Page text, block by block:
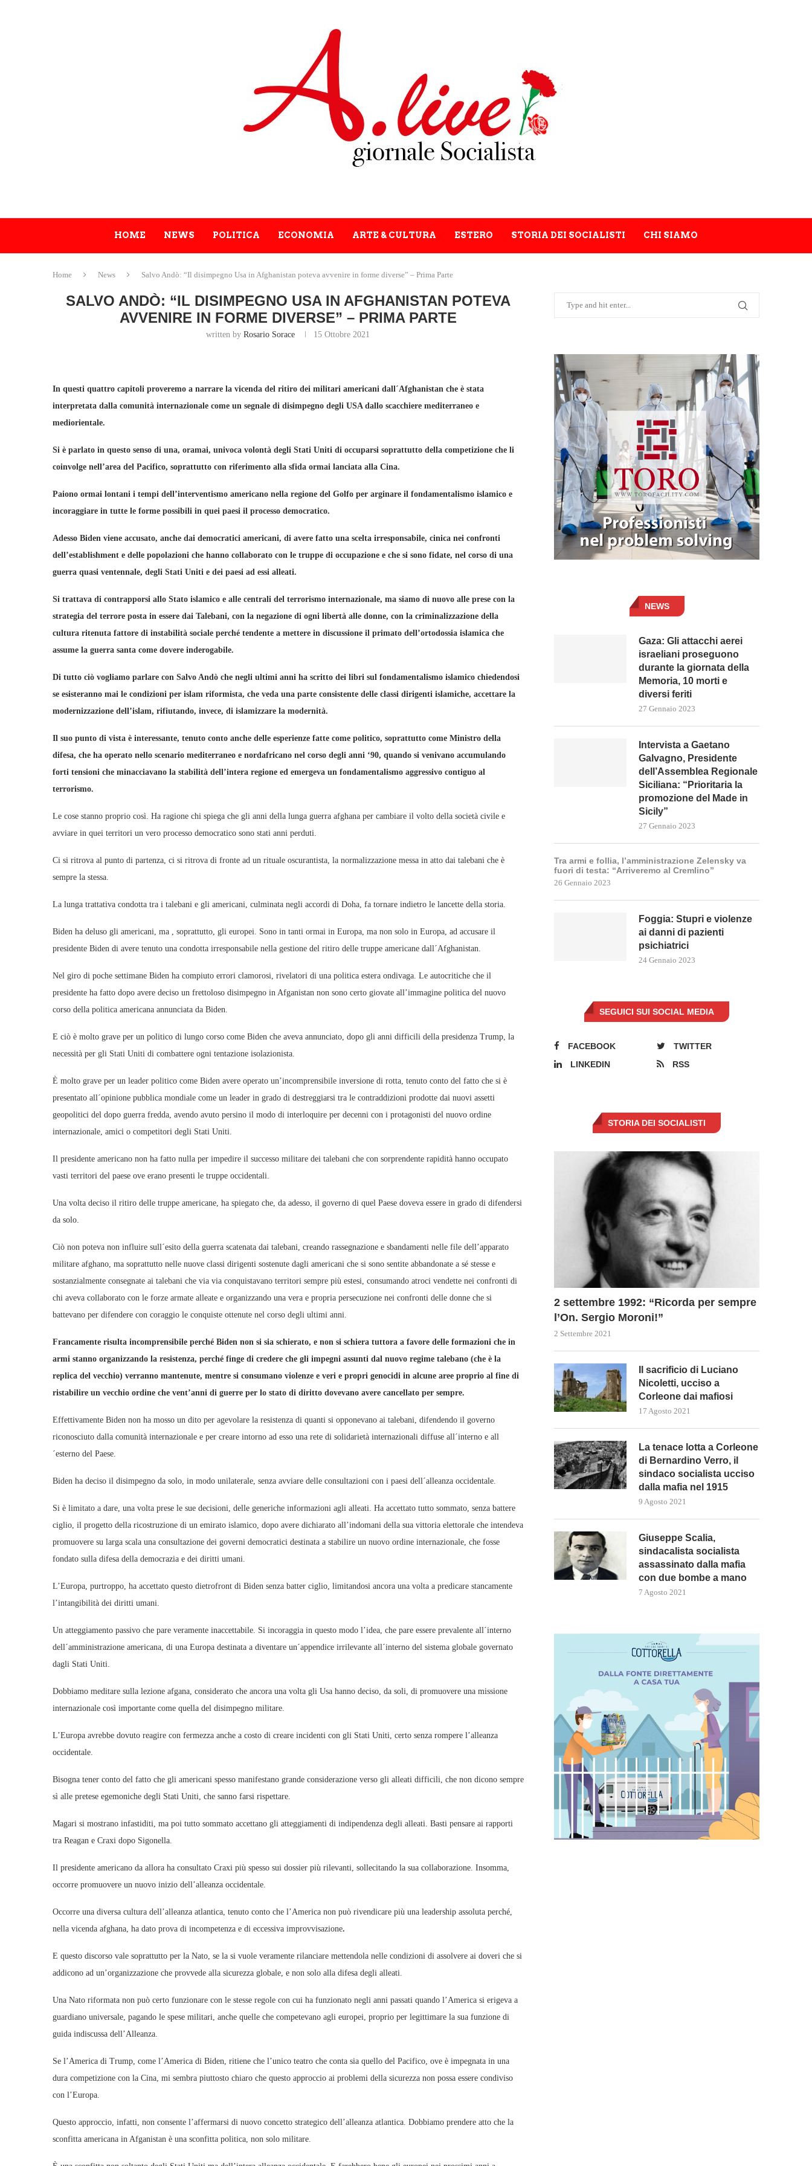
HOME NEWS POLITICA ECONOMIA ARTE & CULTURA ESTERO STORIA DEI SOCIALISTI CHI SIAMO
Home News Salvo Andò: “Il disimpegno Usa in Afghanistan poteva avvenire in forme diverse” – Prima Parte
SALVO ANDÒ: “IL DISIMPEGNO USA IN AFGHANISTAN POTEVA
AVVENIRE IN FORME DIVERSE” – PRIMA PARTE
written byRosario Sorace 15 Ottobre 2021
In questi quattro capitoli proveremo a narrare la vicenda del ritiro dei militari americani dall´Afghanistan che è stata
interpretata dalla comunità internazionale come un segnale di disimpegno degli USA dallo scacchiere mediterraneo e
mediorientale.
Si è parlato in questo senso di una, oramai, univoca volontà degli Stati Uniti di occuparsi soprattutto della competizione che li
coinvolge nell’area del Pacifico, soprattutto con riferimento alla sfida ormai lanciata alla Cina.
Paiono ormai lontani i tempi dell’interventismo americano nella regione del Golfo per arginare il fondamentalismo islamico e
incoraggiare in tutte le forme possibili in quei paesi il processo democratico.
Adesso Biden viene accusato, anche dai democratici americani, di avere fatto una scelta irresponsabile, cinica nei confronti
dell’establishment e delle popolazioni che hanno collaborato con le truppe di occupazione e che si sono fidate, nel corso di una
guerra quasi ventennale, degli Stati Uniti e dei paesi ad essi alleati.
Si trattava di contrapporsi allo Stato islamico e alle centrali del terrorismo internazionale, ma siamo di nuovo alle prese con la
strategia del terrore posta in essere dai Talebani, con la negazione di ogni libertà alle donne, con la criminalizzazione della
cultura ritenuta fattore di instabilità sociale perché tendente a mettere in discussione il primato dell’ortodossia islamica che
assume la guerra santa come dovere inderogabile.
Di tutto ciò vogliamo parlare con Salvo Andò che negli ultimi anni ha scritto dei libri sul fondamentalismo islamico chiedendosi
se esisteranno mai le condizioni per islam riformista, che veda una parte consistente delle classi dirigenti islamiche, accettare la
modernizzazione dell’islam, rifiutando, invece, di islamizzare la modernità.
Il suo punto di vista è interessante, tenuto conto anche delle esperienze fatte come politico, soprattutto come Ministro della
difesa, che ha operato nello scenario mediterraneo e nordafricano nel corso degli anni ‘90, quando si venivano accumulando
forti tensioni che minacciavano la stabilità dell’intera regione ed emergeva un fondamentalismo aggressivo contiguo al
terrorismo.
Le cose stanno proprio così. Ha ragione chi spiega che gli anni della lunga guerra afghana per cambiare il volto della società civile e
avviare in quei territori un vero processo democratico sono stati anni perduti.
Ci si ritrova al punto di partenza, ci si ritrova di fronte ad un rituale oscurantista, la normalizzazione messa in atto dai talebani che è
sempre la stessa.
La lunga trattativa condotta tra i talebani e gli americani, culminata negli accordi di Doha, fa tornare indietro le lancette della storia.
Biden ha deluso gli americani, ma , soprattutto, gli europei. Sono in tanti ormai in Europa, ma non solo in Europa, ad accusare il
presidente Biden di avere tenuto una condotta irresponsabile nella gestione del ritiro delle truppe americane dall´Afghanistan.
Nel giro di poche settimane Biden ha compiuto errori clamorosi, rivelatori di una politica estera ondivaga. Le autocritiche che il
presidente ha fatto dopo avere deciso un frettoloso disimpegno in Afganistan non sono certo giovate all’immagine politica del nuovo
corso della politica americana annunciata da Biden.
E ciò è molto grave per un politico di lungo corso come Biden che aveva annunciato, dopo gli anni difficili della presidenza Trump, la
necessità per gli Stati Uniti di combattere ogni tentazione isolazionista.
È molto grave per un leader politico come Biden avere operato un’incomprensibile inversione di rotta, tenuto conto del fatto che si è
presentato all´opinione pubblica mondiale come un leader in grado di destreggiarsi tra le contraddizioni prodotte dai nuovi assetti
geopolitici del dopo guerra fredda, avendo avuto persino il modo di interloquire per decenni con i protagonisti del nuovo ordine
internazionale, amici o competitori degli Stati Uniti.
Il presidente americano non ha fatto nulla per impedire il successo militare dei talebani che con sorprendente rapidità hanno occupato
vasti territori del paese ove erano presenti le truppe occidentali.
Una volta deciso il ritiro delle truppe americane, ha spiegato che, da adesso, il governo di quel Paese doveva essere in grado di difendersi
da solo.
Ciò non poteva non influire sull´esito della guerra scatenata dai talebani, creando rassegnazione e sbandamenti nelle file dell’apparato
militare afghano, ma soprattutto nelle nuove classi dirigenti sostenute dagli americani che si sono sentite abbandonate a sé stesse e
sostanzialmente consegnate ai talebani che via via conquistavano territori sempre più estesi, consumando atroci vendette nei confronti di
chi aveva collaborato con le forze armate alleate e organizzando una vera e propria persecuzione nei confronti delle donne che si
battevano per difendere con coraggio le conquiste ottenute nel corso degli ultimi anni.
Francamente risulta incomprensibile perché Biden non si sia schierato, e non si schiera tuttora a favore delle formazioni che in
armi stanno organizzando la resistenza, perché finge di credere che gli impegni assunti dal nuovo regime talebano (che è la
replica del vecchio) verranno mantenute, mentre si consumano violenze e veri e propri genocidi in alcune aree proprio al fine di
ristabilire un vecchio ordine che vent’anni di guerre per lo stato di diritto dovevano avere cancellato per sempre.
Effettivamente Biden non ha mosso un dito per agevolare la resistenza di quanti si opponevano ai talebani, difendendo il governo
riconosciuto dalla comunità internazionale e per creare intorno ad esso una rete di solidarietà internazionali diffuse all´interno e all
´esterno del Paese.
Biden ha deciso il disimpegno da solo, in modo unilaterale, senza avviare delle consultazioni con i paesi dell´alleanza occidentale.
Si è limitato a dare, una volta prese le sue decisioni, delle generiche informazioni agli alleati. Ha accettato tutto sommato, senza battere
ciglio, il progetto della ricostruzione di un emirato islamico, dopo avere dichiarato all’indomani della sua vittoria elettorale che intendeva
promuovere su larga scala una consultazione dei governi democratici destinata a stabilire un nuovo ordine internazionale, che fosse
fondato sulla difesa della democrazia e dei diritti umani.
L’Europa, purtroppo, ha accettato questo dietrofront di Biden senza batter ciglio, limitandosi ancora una volta a predicare stancamente
l’intangibilità dei diritti umani.
Un atteggiamento passivo che pare veramente inaccettabile. Si incoraggia in questo modo l’idea, che pare essere prevalente all´interno
dell´amministrazione americana, di una Europa destinata a diventare un´appendice irrilevante all´interno del sistema globale governato
dagli Stati Uniti.
Dobbiamo meditare sulla lezione afgana, considerato che ancora una volta gli Usa hanno deciso, da soli, di promuovere una missione
internazionale così importante come quella del disimpegno militare.
L’Europa avrebbe dovuto reagire con fermezza anche a costo di creare incidenti con gli Stati Uniti, certo senza rompere l’alleanza
occidentale.
Bisogna tener conto del fatto che gli americani spesso manifestano grande considerazione verso gli alleati difficili, che non dicono sempre
sì alle pretese egemoniche degli Stati Uniti, che sanno farsi rispettare.
Magari si mostrano infastiditi, ma poi tutto sommato accettano gli atteggiamenti di indipendenza degli alleati. Basti pensare ai rapporti
tra Reagan e Craxi dopo Sigonella.
Il presidente americano da allora ha consultato Craxi più spesso sui dossier più rilevanti, sollecitando la sua collaborazione. Insomma,
occorre promuovere un nuovo inizio dell’alleanza occidentale.
Occorre una diversa cultura dell’alleanza atlantica, tenuto conto che l’America non può rivendicare più una leadership assoluta perché,
nella vicenda afghana, ha dato prova di incompetenza e di eccessiva improvvisazione.
E questo discorso vale soprattutto per la Nato, se la si vuole veramente rilanciare mettendola nelle condizioni di assolvere ai doveri che si
addicono ad un’organizzazione che provvede alla sicurezza globale, e non solo alla difesa degli alleati.
Una Nato riformata non può certo funzionare con le stesse regole con cui ha funzionato negli anni passati quando l’America si erigeva a
guardiano universale, pagando le spese militari, anche quelle che competevano agli europei, proprio per legittimare la sua funzione di
guida indiscussa dell’Alleanza.
Se l’America di Trump, come l’America di Biden, ritiene che l’unico teatro che conta sia quello del Pacifico, ove è impegnata in una
dura competizione con la Cina, mi sembra piuttosto chiaro che questo approccio ai problemi della sicurezza non possa essere condiviso
con l’Europa.
Questo approccio, infatti, non consente l’affermarsi di nuovo concetto strategico dell’alleanza atlantica. Dobbiamo prendere atto che la
sconfitta americana in Afganistan è una sconfitta politica, non solo militare.
NEWS
Gaza: Gli attacchi aerei
israeliani proseguono
durante la giornata della
Memoria, 10 morti e
diversi feriti
27 Gennaio 2023
Intervista a Gaetano
Galvagno, Presidente
dell’Assemblea Regionale
Siciliana: “Prioritaria la
promozione del Made in
Sicily”
27 Gennaio 2023
Tra armi e follia, l’amministrazione Zelensky va
fuori di testa: “Arriveremo al Cremlino”
26 Gennaio 2023
Foggia: Stupri e violenze
ai danni di pazienti
psichiatrici
24 Gennaio 2023
SEGUICI SUI SOCIAL MEDIA
FACEBOOK
TWITTER
LINKEDIN
RSS
STORIA DEI SOCIALISTI
2 settembre 1992: “Ricorda per sempre
l’On. Sergio Moroni!”
2 Settembre 2021
Il sacrificio di Luciano
Nicoletti, ucciso a
Corleone dai mafiosi
17 Agosto 2021
La tenace lotta a Corleone
di Bernardino Verro, il
sindaco socialista ucciso
dalla mafia nel 1915
9 Agosto 2021
Giuseppe Scalia,
sindacalista socialista
assassinato dalla mafia
con due bombe a mano
7 Agosto 2021